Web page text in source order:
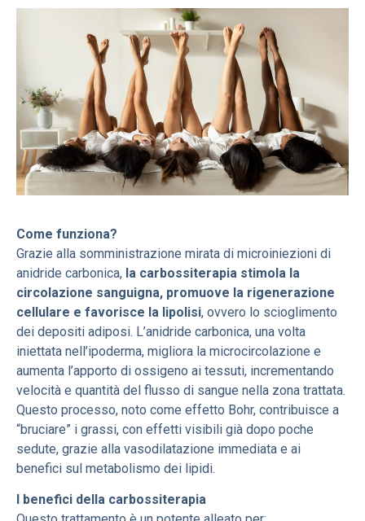
Come funziona?
Grazie alla somministrazione mirata di microiniezioni di
anidride carbonica, la carbossiterapia stimola la
circolazione sanguigna, promuove la rigenerazione
cellulare e favorisce la lipolisi, ovvero lo scioglimento
dei depositi adiposi. L’anidride carbonica, una volta
iniettata nell’ipoderma, migliora la microcircolazione e
aumenta l’apporto di ossigeno ai tessuti, incrementando
velocità e quantità del flusso di sangue nella zona trattata.
Questo processo, noto come effetto Bohr, contribuisce a
“bruciare” i grassi, con effetti visibili già dopo poche
sedute, grazie alla vasodilatazione immediata e ai
benefici sul metabolismo dei lipidi.
I benefici della carbossiterapia